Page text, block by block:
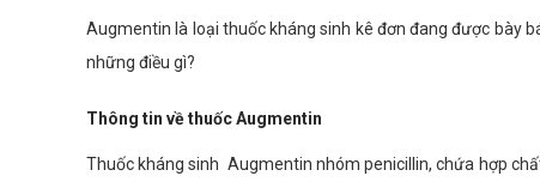
Augmentin là loại thuốc kháng sinh kê đơn đang được bày
những điều gì?
Thông tin về thuốc Augmentin
Thuốc kháng sinh Augmentin nhóm penicillin, chứa hợp